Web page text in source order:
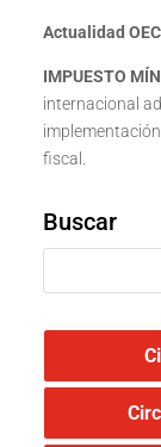
Actualidad
IMPUESTO
internacional
fiscal.
Buscar